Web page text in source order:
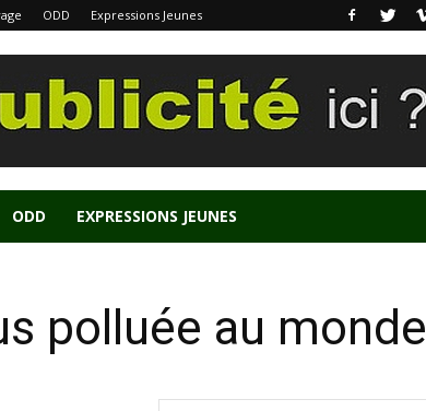
ODD Expressions Jeunes
ODD EXPRESSIONS JEUNES
polluée au monde